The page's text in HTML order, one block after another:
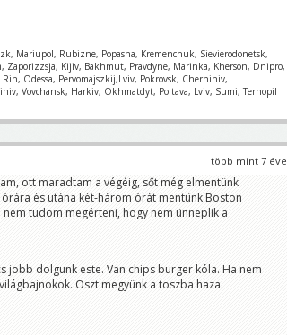
Mariupol, Rubizne, Popasna, Kremenchuk, Sievierodonetsk,
Kijiv, Bakhmut, Pravdyne, Marinka, Kherson, Dnipro,
Odessa, Pervomajszkij,Lviv, Pokrovsk, Chernihiv,
Vovchansk, Harkiv, Okhmatdyt, Poltava, Lviv, Sumi, Ternopil
több mint 7 éve
ott maradtam a végéig, sőt még elmentünk
és utána két-három órát mentünk Boston
tudom megérteni, hogy nem ünneplik a
jobb dolgunk este. Van chips burger kóla. Ha nem
Oszt megyünk a toszba haza.